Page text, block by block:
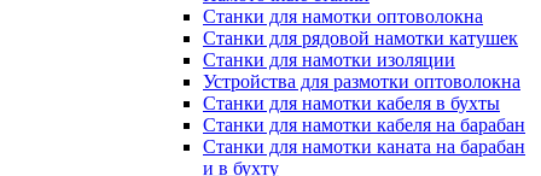
Станки для намотки оптоволокна
Станки для рядовой намотки катушек
Станки для намотки изоляции
Устройства для размотки оптоволокна
Станки для намотки кабеля в бухты
Станки для намотки кабеля на барабан
Станки для намотки каната на барабан
и в бухту